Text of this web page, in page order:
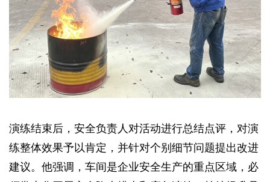
演练结束后，安全负责人对活动进行总结点评，对演
练整体效果予以肯定，并针对个别细节问题提出改进
建议。他强调，车间是企业安全生产的重点区域，必